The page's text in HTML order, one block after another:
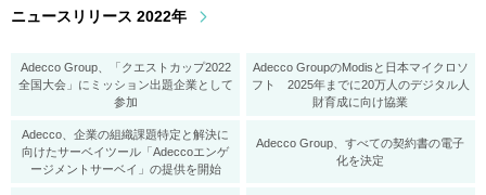
ニュースリリース 2022年
Adecco Group、「クエストカップ2022
全国大会」にミッション出題企業として
参加
Adecco GroupのModisと日本マイクロソ
フト 2025年までに20万人のデジタル人
財育成に向け協業
Adecco、企業の組織課題特定と解決に
向けたサーベイツール「Adeccoエンゲ
ージメントサーベイ」の提供を開始
Adecco Group、すべての契約書の電子
化を決定